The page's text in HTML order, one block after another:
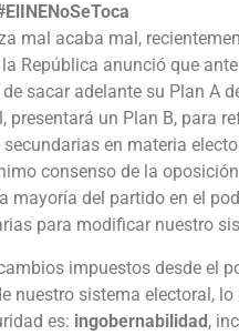
mal acaba mal,
la República anunció que
sacar adelante su Plan A
presentará un Plan B, para
en materia
consenso de la
mayoría del partido en el
para modificar nuestro
impuestos desde el
nuestro sistema electoral, lo
es: ingobernabilidad,